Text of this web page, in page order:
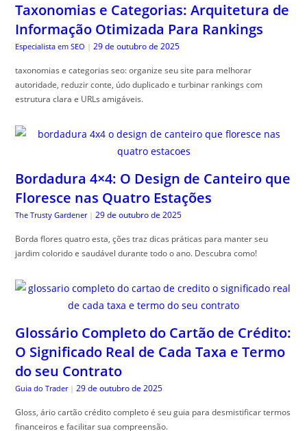
Taxonomias e Categorias: Arquitetura de
Informação Otimizada Para Rankings
Especialista em SEO | 29 de outubro de 2025
taxonomias e categorias seo: organize seu site para melhorar
autoridade, reduzir conte, údo duplicado e turbinar rankings com
estrutura clara e URLs amigáveis.
Bordadura 4×4: O Design de Canteiro que
Floresce nas Quatro Estações
The Trusty Gardener | 29 de outubro de 2025
Borda flores quatro esta, ções traz dicas práticas para manter seu
jardim colorido e saudável durante todo o ano. Descubra como!
Glossário Completo do Cartão de Crédito:
O Significado Real de Cada Taxa e Termo
do seu Contrato
Guia do Trader | 29 de outubro de 2025
Gloss, ário cartão crédito completo é seu guia para desmistificar termos
financeiros e facilitar sua compreensão.